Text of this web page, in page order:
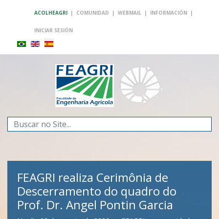
ACOLHEAGRI | COMUNIDAD | WEBMAIL | INFORMACIÓN |
INICIAR SESIÓN
Buscar...
FEAGRI realiza Cerimônia de
Descerramento do quadro do
Prof. Dr. Angel Pontin Garcia
FEAGRI